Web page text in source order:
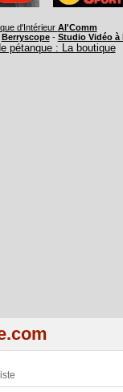
d'Intérieur Al'Comm
Berryscope- Studio Vidéo à
pétanque : La boutique